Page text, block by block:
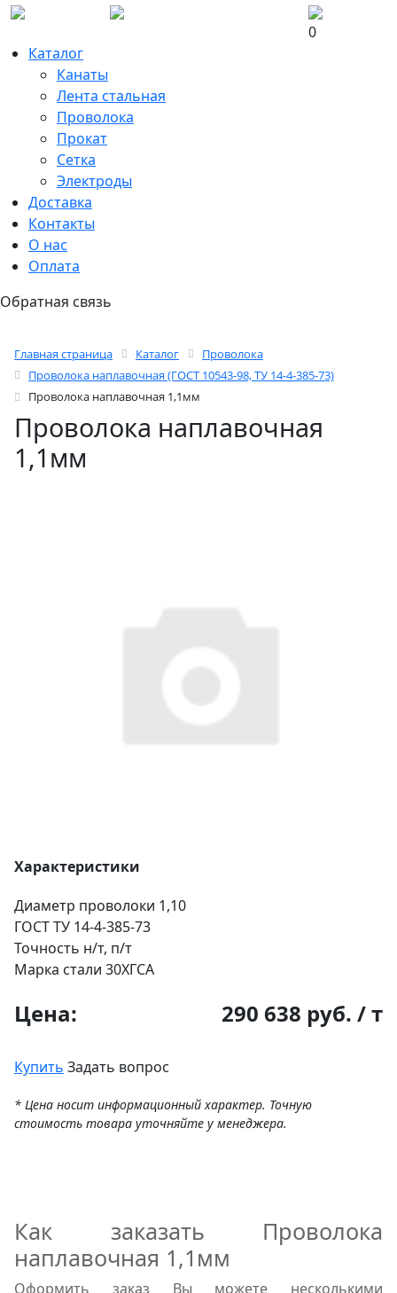
0
Каталог
Канаты
Лента стальная
Проволока
Прокат
Сетка
Электроды
Доставка
Контакты
О нас
Оплата
Обратная связь
Главная страница Каталог
Проволока
Проволока наплавочная (ГОСТ 10543-98, ТУ 14-4-385-73)
Проволока наплавочная 1,1мм
Проволока наплавочная
1,1мм
Характеристики
Диаметр проволоки 1,10
ГОСТТУ 14-4-385-73
Точность н/т, п/т
Марка стали 30ХГСА
Цена: 290 638 руб. / т
Купить Задать вопрос
* Цена носит информационный характер. Точную
стоимость товара уточняйте у менеджера.
Как заказать Проволока
наплавочная 1,1мм
Оформить заказ Вы можете несколькими